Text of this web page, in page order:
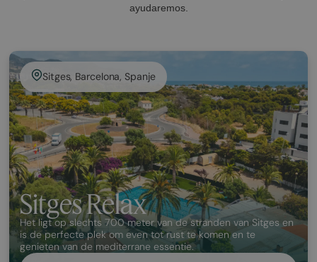
ayudaremos.
Sitges, Barcelona, Spanje
Sitges Relax
Het ligt op slechts 700 meter van de stranden van Sitges en
is de perfecte plek om even tot rust te komen en te
genieten van de mediterrane essentie.